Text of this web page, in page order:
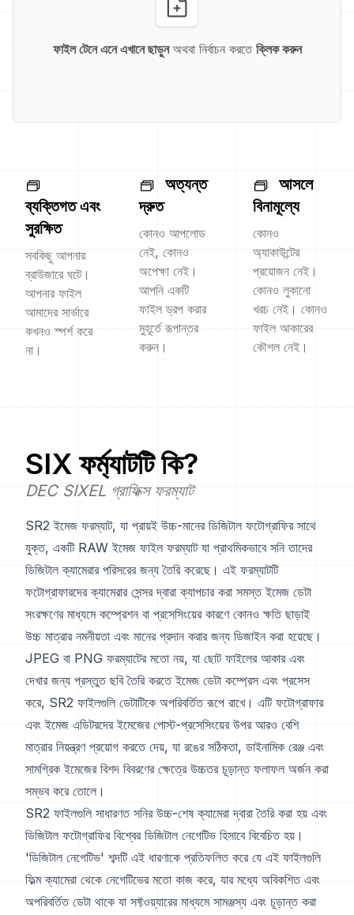
ফাইল টেনে এনে এখানে ছাড়ুনঅথবা নির্বাচন করতে ক্লিক করুন
ব্যক্তিগত এবং
সুরক্ষিত
সবকিছু আপনার
ব্রাউজারে ঘটে।
আপনার ফাইল
আমাদের সার্ভারে
কখনও স্পর্শ করে
না।
অত্যন্ত
দ্রুত
কোনও আপলোড
নেই, কোনও
অপেক্ষা নেই।
আপনি একটি
ফাইল ড্রপ করার
মুহূর্তে রূপান্তর
করুন।
আসলে
বিনামূল্যে
কোনও
অ্যাকাউন্টের
প্রয়োজন নেই।
কোনও লুকানো
খরচ নেই। কোনও
ফাইল আকারের
কৌশল নেই।
SIX ফর্ম্যাটটি কি?
DEC SIXEL গ্রাফিক্স ফরম্যাট
SR2 ইমেজ ফরম্যাট, যা প্রায়ই উচ্চ-মানের ডিজিটাল ফটোগ্রাফির সাথে
যুক্ত, একটি RAW ইমেজ ফাইল ফরম্যাট যা প্রাথমিকভাবে সনি তাদের
ডিজিটাল ক্যামেরার পরিসরের জন্য তৈরি করেছে। এই ফরম্যাটটি
ফটোগ্রাফারদের ক্যামেরার সেন্সর দ্বারা ক্যাপচার করা সমস্ত ইমেজ ডেটা
সংরক্ষণের মাধ্যমে কম্প্রেশন বা প্রসেসিংয়ের কারণে কোনও ক্ষতি ছাড়াই
উচ্চ মাত্রার নমনীয়তা এবং মানের প্রদান করার জন্য ডিজাইন করা হয়েছে।
JPEG বা PNG ফরম্যাটের মতো নয়, যা ছোট ফাইলের আকার এবং
দেখার জন্য প্রস্তুত ছবি তৈরি করতে ইমেজ ডেটা কম্প্রেস এবং প্রসেস
করে, SR2 ফাইলগুলি ডেটাটিকে অপরিবর্তিত রূপে রাখে। এটি ফটোগ্রাফার
এবং ইমেজ এডিটরদের ইমেজের পোস্ট-প্রসেসিংয়ের উপর আরও বেশি
মাত্রার নিয়ন্ত্রণ প্রয়োগ করতে দেয়, যা রঙের সঠিকতা, ডাইনামিক রেঞ্জ এবং
সামগ্রিক ইমেজের বিশদ বিবরণের ক্ষেত্রে উচ্চতর চূড়ান্ত ফলাফল অর্জন করা
সম্ভব করে তোলে।
SR2 ফাইলগুলি সাধারণত সনির উচ্চ-শেষ ক্যামেরা দ্বারা তৈরি করা হয় এবং
ডিজিটাল ফটোগ্রাফির বিশ্বের ডিজিটাল নেগেটিভ হিসাবে বিবেচিত হয়।
'ডিজিটাল নেগেটিভ' শব্দটি এই ধারণাকে প্রতিফলিত করে যে এই ফাইলগুলি
ফিল্ম ক্যামেরা থেকে নেগেটিভের মতো কাজ করে, যার মধ্যে অবিকশিত এবং
অপরিবর্তিত ডেটা থাকে যা সফ্টওয়্যারের মাধ্যমে সামঞ্জস্য এবং চূড়ান্ত করা